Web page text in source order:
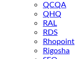
QCQA
QHQ
RAL
RDS
Rhopoint
Rigosha